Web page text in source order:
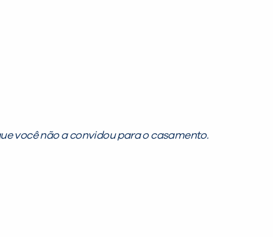
você não a convidou para o casamento.